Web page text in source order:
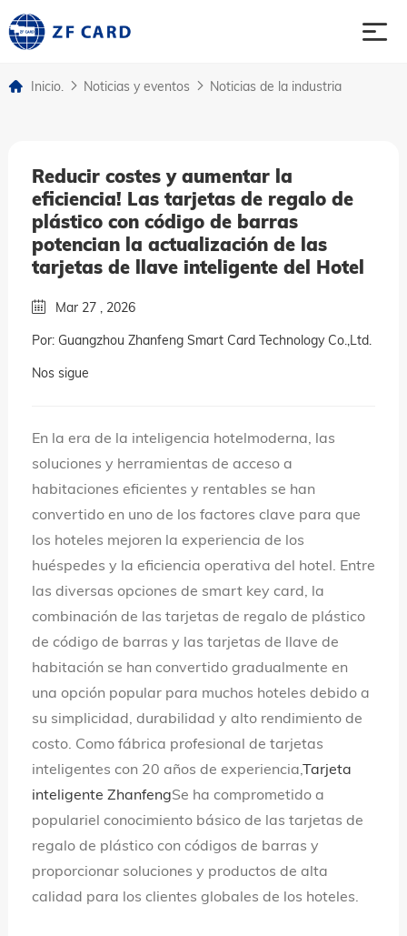
sobre
asunto
Noticias y eventos
Contacto contacto
Inicio. Noticias y eventos Noticias de la industria
Reducir costes y aumentar la
eficiencia! Las tarjetas de regalo de
plástico con código de barras
potencian la actualización de las
tarjetas de llave inteligente del Hotel
Mar 27 , 2026
Por: Guangzhou Zhanfeng Smart Card Technology Co.,Ltd.
Nos sigue
En la era de la inteligencia hotelmoderna, las
soluciones y herramientas de acceso a
habitaciones eficientes y rentables se han
convertido en uno de los factores clave para que
los hoteles mejoren la experiencia de los
huéspedes y la eficiencia operativa del hotel. Entre
las diversas opciones de smart key card, la
combinación de las tarjetas de regalo de plástico
de código de barras y las tarjetas de llave de
habitación se han convertido gradualmente en
una opción popular para muchos hoteles debido a
su simplicidad, durabilidad y alto rendimiento de
costo. Como fábrica profesional de tarjetas
inteligentes con 20 años de experiencia, Tarjeta
inteligente ZhanfengSe ha comprometido a
populariel conocimiento básico de las tarjetas de
regalo de plástico con códigos de barras y
proporcionar soluciones y productos de alta
calidad para los clientes globales de los hoteles.